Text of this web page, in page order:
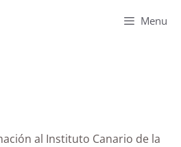
Menu
al Instituto Canario de la